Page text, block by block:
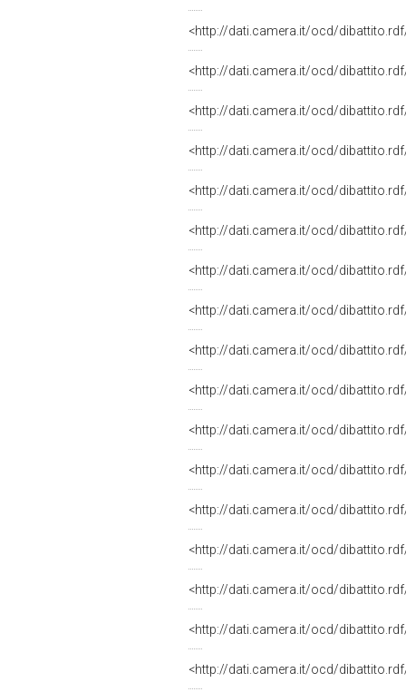
<http://dati.camera.it/ocd/
<http://dati.camera.it/ocd/
<http://dati.camera.it/ocd/
<http://dati.camera.it/ocd/
<http://dati.camera.it/ocd/
<http://dati.camera.it/ocd/
<http://dati.camera.it/ocd/
<http://dati.camera.it/ocd/
<http://dati.camera.it/ocd/
<http://dati.camera.it/ocd/
<http://dati.camera.it/ocd/
<http://dati.camera.it/ocd/
<http://dati.camera.it/ocd/
<http://dati.camera.it/ocd/
<http://dati.camera.it/ocd/
<http://dati.camera.it/ocd/
<http://dati.camera.it/ocd/